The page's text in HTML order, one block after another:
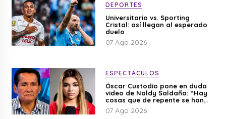
DEPORTES
Universitario vs. Sporting
Cristal: así llegan al esperado
duelo
07 Ago 2026
ESPECTÁCULOS
Óscar Custodio pone en duda
video de Naldy Saldaña: “Hay
cosas que de repente se han
editado”
07 Ago 2026